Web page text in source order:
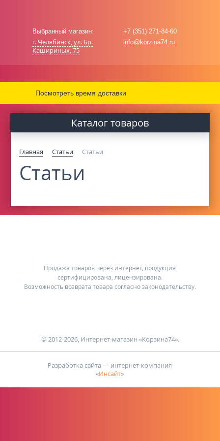
Выбранный магазин:
г. Челябинск, ул. Бр.
Кашириных, 75
+7 (351) 271-84-60
info@korzina74.ru
Посмотреть время доставки
Каталог товаров
Главная Cтатьи Cтатьи
Cтатьи
Продажа товаров через интернет, продукция
сертифицирована, лицензирована.
Возможность возврата товара согласно законодательству.
© 2012-2026, Интернет-магазин «Корзина74».
Разработка сайта — интернет-компания
«Инсайт»